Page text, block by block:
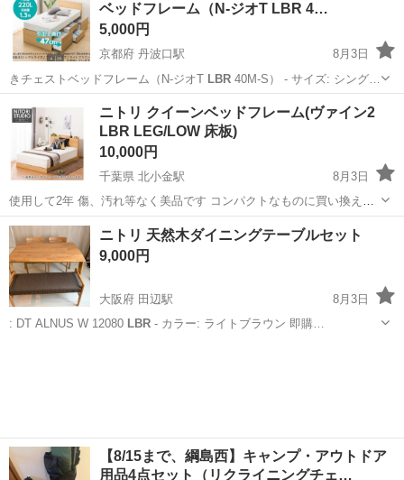
で、商品の移動は2人で作...ベッドフレーム（N-ジオT LBR 4…
5,000円
京都府 丹波口駅
8月3日
きチェストベッドフレーム（N-ジオT LBR 40M-S） - サイズ: シング…
丹波口駅
ニトリ クイーンベッドフレーム(ヴァイン2
LBR LEG/LOW 床板)
10,000円
千葉県 北小金駅
8月3日
使用して2年 傷、汚れ等なく美品です コンパクトなものに買い換える
ため出品しました マットレスなし、ベッドフレームのみのお取引です
直接取りに来てくださる方優先させていただきます
千葉 松戸市 北小金駅 ベッド
ニトリ 天然木ダイニングテーブルセット
9,000円
大阪府 田辺駅
8月3日
: DT ALNUS W 12080 LBR - カラー: ライトブラウン 即購…
【8/15まで、綱島西】キャンプ・アウトドア
用品4点セット（リクライニングチェ…